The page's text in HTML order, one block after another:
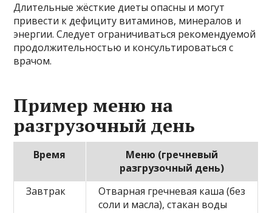
Длительные жёсткие диеты опасны и могут
привести к дефициту витаминов, минералов и
энергии. Следует ограничиваться рекомендуемой
продолжительностью и консультироваться с
врачом.
Пример меню на
разгрузочный день
Время
Меню (гречневый
разгрузочный день)
Завтрак
Отварная гречневая каша (без
соли и масла), стакан воды